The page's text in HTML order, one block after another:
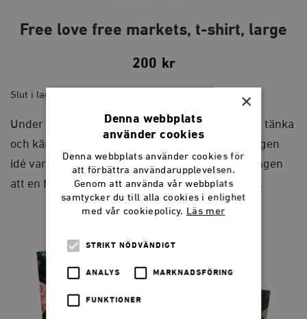
Free love free markets, t-shirt, large
200 kr
Slut i lager
Under Summer of Freedom 2023 tillät vi oss att tänka
och känna. Bäcken porlade av kombucha och ingen
idé var för galen. T-shirten uttrycker förhoppningen
att en friare värld är möjlig. Begränsad upplaga.
×
Denna webbplats
använder cookies
Denna webbplats använder cookies för
att förbättra användarupplevelsen.
Genom att använda vår webbplats
samtycker du till alla cookies i enlighet
med vår cookiepolicy. Läs mer
STRIKT NÖDVÄNDIGT
ANALYS MARKNADSFÖRING
FUNKTIONER